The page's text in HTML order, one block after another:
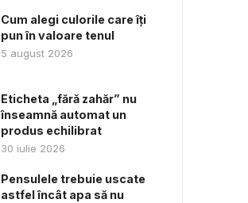
Cum alegi culorile care îți
pun în valoare tenul
5 august 2026
Eticheta „fără zahăr” nu
înseamnă automat un
produs echilibrat
30 iulie 2026
Pensulele trebuie uscate
astfel încât apa să nu